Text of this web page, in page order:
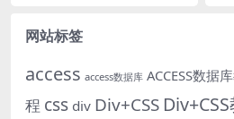
网站标签
access access数据库 ACCESS数据
程 css div Div+CSS